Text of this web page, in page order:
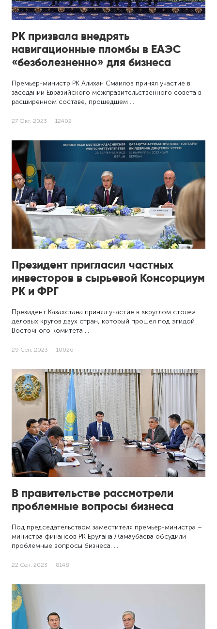
РК призвала внедрять
навигационные пломбы в ЕАЭС
«безболезненно» для бизнеса
Премьер-министр РК Алихан Смаилов принял участие в
заседании Евразийского межправительственного совета в
расширенном составе, прошедшем …
27 Окт, 2023 12402
Президент пригласил частных
инвесторов в сырьевой Консорциум
РК и ФРГ
Президент Казахстана принял участие в «круглом столе»
деловых кругов двух стран, который прошел под эгидой
Восточного комитета …
29 Сен, 2023 10026
В правительстве рассмотрели
проблемные вопросы бизнеса
Под председательством заместителя премьер-министра –
министра финансов РК Ерулана Жамаубаева обсудили
проблемные вопросы бизнеса. …
22 Сен, 2023 8148